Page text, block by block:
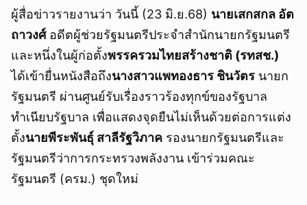
ผู้สื่อข่าวรายงานว่า วันนี้ (23 มิ.ย.68) นายเสกสกล อัต
ถาวงศ์อดีตผู้ช่วยรัฐมนตรีประจําสํานักนายกรัฐมนตรี
และหนึ่งในผู้ก่อตั้งพรรครวมไทยสร้างชาติ (รทสช.)
ได้เข้ายื่นหนังสือถึงนางสาวแพทองธาร ชินวัตร นายก
รัฐมนตรี ผ่านศูนย์รับเรื่องราวร้องทุกข์ของรัฐบาล
ทำเนียบรัฐบาล เพื่อแสดงจุดยืนไม่เห็นด้วยต่อการแต่ง
ตั้งนายพีระพันธุ์ สาลีรัฐวิภาค รองนายกรัฐมนตรีและ
รัฐมนตรีว่าการกระทรวงพลังงาน เข้าร่วมคณะ
รัฐมนตรี (ครม.) ชุดใหม่